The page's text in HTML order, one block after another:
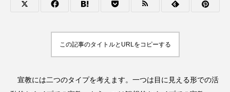
この記事のタイトルとURLをコピーする
宣教には二つのタイプを考えます。一つは目に見える形での活